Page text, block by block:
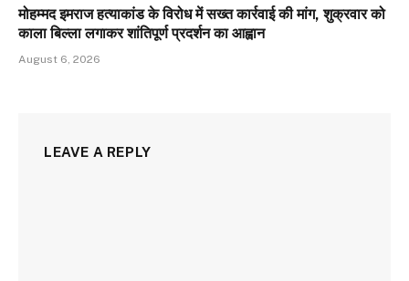
मोहम्मद इमराज हत्याकांड के विरोध में सख्त कार्रवाई की मांग, शुक्रवार को
काला बिल्ला लगाकर शांतिपूर्ण प्रदर्शन का आह्वान
August 6, 2026
LEAVE A REPLY